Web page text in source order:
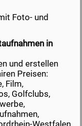
Foto- und
in
und erstellen
Preisen:
Film,
Golfclubs,
Westfalen,